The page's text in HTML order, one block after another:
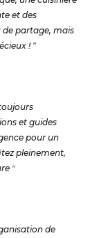
et des
partage, mais
! "
et guides
pour un
pleinement,
"
de